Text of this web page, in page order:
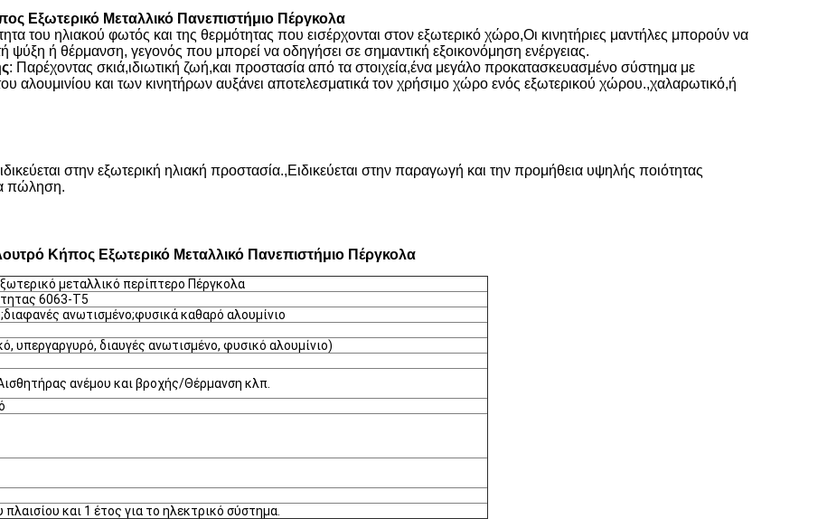
Εξωτερικό Μεταλλικό Πανεπιστήμιο Πέργκολα
του ηλιακού φωτός και της θερμότητας που εισέρχονται στον εξωτερικό χώρο,Οι κινητήριες μαντήλες μπορούν να
ψύξη ή θέρμανση, γεγονός που μπορεί να οδηγήσει σε σημαντική εξοικονόμηση ενέργειας.
: Παρέχοντας σκιά,ιδιωτική ζωή,και προστασία από τα στοιχεία,ένα μεγάλο προκατασκευασμένο σύστημα με
αλουμινίου και των κινητήρων αυξάνει αποτελεσματικά τον χρήσιμο χώρο ενός εξωτερικού χώρου.,χαλαρωτικό,ή
στην εξωτερική ηλιακή προστασία.,Ειδικεύεται στην παραγωγή και την προμήθεια υψηλής ποιότητας
πώληση.
Κήπος Εξωτερικό Μεταλλικό Πανεπιστήμιο Πέργκολα
μεταλλικό περίπτερο Πέργκολα
6063-T5
ανωτισμένο;φυσικά καθαρό αλουμίνιο
υπεργαργυρό, διαυγές ανωτισμένο, φυσικό αλουμίνιο)
ανέμου και βροχής/Θέρμανση κλπ.
και 1 έτος για το ηλεκτρικό σύστημα.